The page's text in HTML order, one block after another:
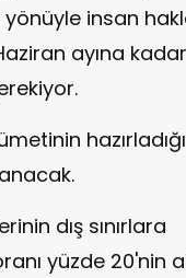
yönüyle insan
ayına
dış sınırlara
yüzde 20'nin